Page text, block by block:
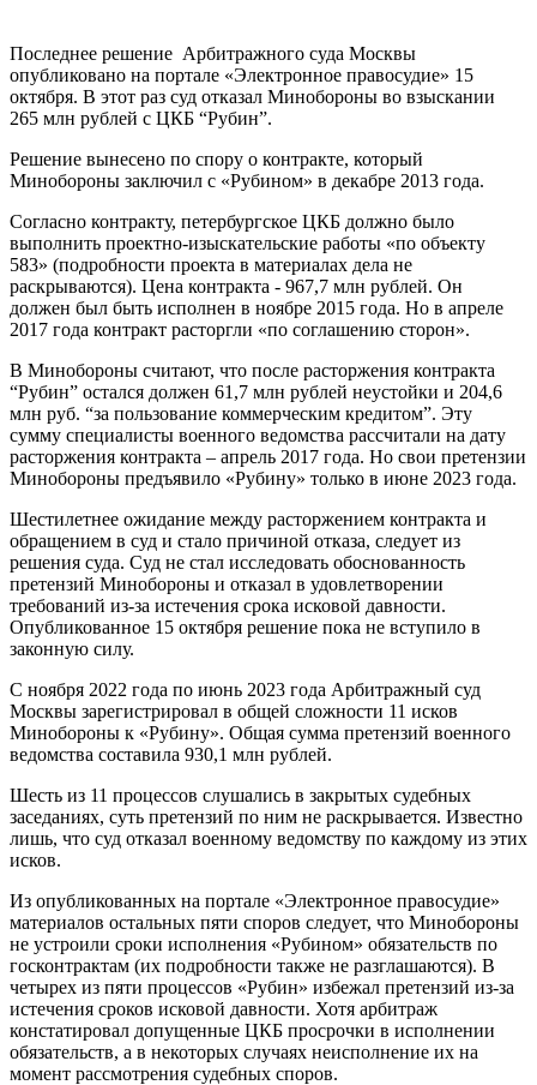
Последнее решение Арбитражного суда Москвы
опубликовано на портале «Электронное правосудие» 15
октября. В этот раз суд отказал Минобороны во взыскании
265 млн рублей с ЦКБ “Рубин”.
Решение вынесено по спору о контракте, который
Минобороны заключил с «Рубином» в декабре 2013 года.
Согласно контракту, петербургское ЦКБ должно было
выполнить проектно-изыскательские работы «по объекту
583» (подробности проекта в материалах дела не
раскрываются). Цена контракта - 967,7 млн рублей. Он
должен был быть исполнен в ноябре 2015 года. Но в апреле
2017 года контракт расторгли «по соглашению сторон».
В Минобороны считают, что после расторжения контракта
“Рубин” остался должен 61,7 млн рублей неустойки и 204,6
млн руб. “за пользование коммерческим кредитом”. Эту
сумму специалисты военного ведомства рассчитали на дату
расторжения контракта – апрель 2017 года. Но свои претензии
Минобороны предъявило «Рубину» только в июне 2023 года.
Шестилетнее ожидание между расторжением контракта и
обращением в суд и стало причиной отказа, следует из
решения суда. Суд не стал исследовать обоснованность
претензий Минобороны и отказал в удовлетворении
требований из-за истечения срока исковой давности.
Опубликованное 15 октября решение пока не вступило в
законную силу.
С ноября 2022 года по июнь 2023 года Арбитражный суд
Москвы зарегистрировал в общей сложности 11 исков
Минобороны к «Рубину». Общая сумма претензий военного
ведомства составила 930,1 млн рублей.
Шесть из 11 процессов слушались в закрытых судебных
заседаниях, суть претензий по ним не раскрывается. Известно
лишь, что суд отказал военному ведомству по каждому из этих
исков.
Из опубликованных на портале «Электронное правосудие»
материалов остальных пяти споров следует, что Минобороны
не устроили сроки исполнения «Рубином» обязательств по
госконтрактам (их подробности также не разглашаются). В
четырех из пяти процессов «Рубин» избежал претензий из-за
истечения сроков исковой давности. Хотя арбитраж
констатировал допущенные ЦКБ просрочки в исполнении
обязательств, а в некоторых случаях неисполнение их на
момент рассмотрения судебных споров.